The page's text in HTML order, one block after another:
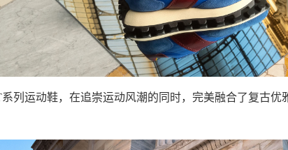
列运动鞋，在追崇运动风潮的同时，完美融合了复古优